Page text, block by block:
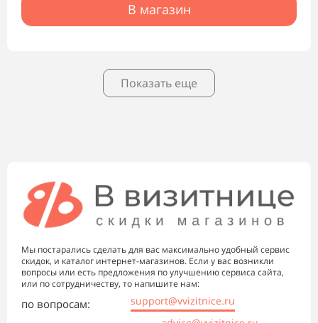
В магазин
Показать еще
Мы постарались сделать для вас максимально удобный сервис
скидок, и каталог интернет-магазинов. Если у вас возникли
вопросы или есть предложения по улучшению сервиса сайта,
или по сотрудничеству, то напишите нам:
по вопросам: support@vvizitnice.ru